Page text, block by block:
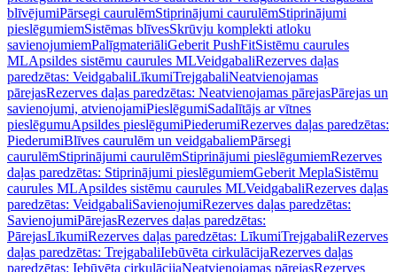
blīvējumiPārsegi caurulēmStiprinājumi caurulēmStiprinājumi
pieslēgumiemSistēmas blīvesSkrūvju komplekti atloku
savienojumiemPalīgmateriāliGeberit PushFitSistēmu caurules
MLApsildes sistēmu caurules MLVeidgabaliRezerves daļas
paredzētas: VeidgabaliLīkumiTrejgabaliNeatvienojamas
pārejasRezerves daļas paredzētas: Neatvienojamas pārejasPārejas un
savienojumi, atvienojamiPieslēgumiSadalītājs ar vītnes
pieslēgumuApsildes pieslēgumiPiederumiRezerves daļas paredzētas:
PiederumiBlīves caurulēm un veidgabaliemPārsegi
caurulēmStiprinājumi caurulēmStiprinājumi pieslēgumiemRezerves
daļas paredzētas: Stiprinājumi pieslēgumiemGeberit MeplaSistēmu
caurules MLApsildes sistēmu caurules MLVeidgabaliRezerves daļas
paredzētas: VeidgabaliSavienojumiRezerves daļas paredzētas:
SavienojumiPārejasRezerves daļas paredzētas:
PārejasLīkumiRezerves daļas paredzētas: LīkumiTrejgabaliRezerves
daļas paredzētas: TrejgabaliIebūvēta cirkulācijaRezerves daļas
paredzētas: Iebūvēta cirkulācijaNeatvienojamas pārejasRezerves